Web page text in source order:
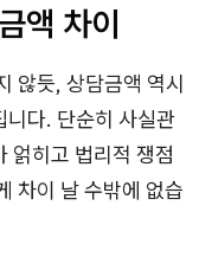
액 차이
않듯, 상담금액 역시
니다. 단순히 사실관
얽히고 법리적 쟁점
차이 날 수밖에 없습